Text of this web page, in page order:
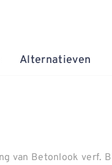
Alternatieven
van Betonlook verf.